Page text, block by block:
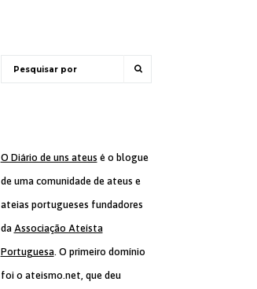
O Diário de uns ateus é o blogue
de uma comunidade de ateus e
ateias portugueses fundadores
da Associação Ateísta
Portuguesa. O primeiro domínio
foi o ateismo.net, que deu